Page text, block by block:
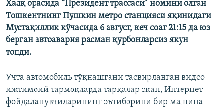
Халқ орасида “Президент трассаси” номини олган
Тошкентнинг Пушкин метро станцияси яқинидаги
Мустақиллик кўчасида 6 август, кеч соат 21:15 да юз
берган автоавария расман қурбонларсиз якун
топди.
Учта автомобиль тўқнашгани тасвирланган видео
ижтимоий тармоқларда тарқалар экан, Интернет
фойдаланувчиларининг эътиборини бир машина –